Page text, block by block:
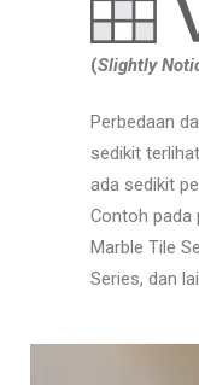
(Slightly
Perbedaan
sedikit
ada sedikit
Contoh pada
Marble Tile
Series, dan